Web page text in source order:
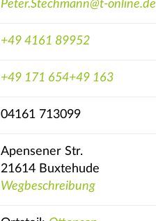
Peter.Stechmann@t-online.de
+49 4161 89952
+49 171 654+49 163
04161 713099
Apensener Str.
21614 Buxtehude
Wegbeschreibung